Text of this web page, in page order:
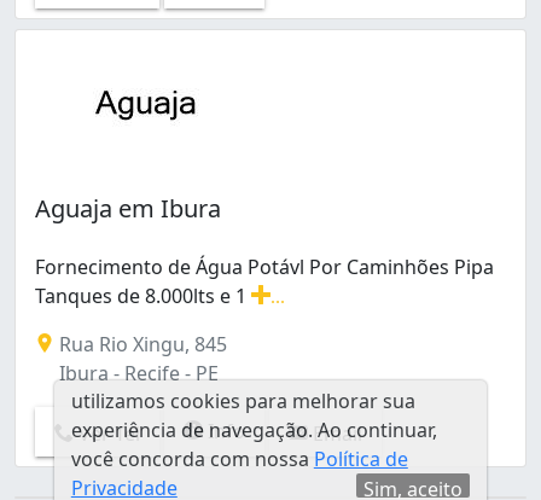
Aguaja em Ibura
Fornecimento de Água Potávl Por Caminhões Pipa
Tanques de 8.000lts e 1
Rua Rio Xingu, 845
Ibura - Recife - PE
Ver Tel Info Email
utilizamos cookies para melhorar sua
experiência de navegação. Ao continuar,
você concorda com nossa Política de
Privacidade
Sim, aceito